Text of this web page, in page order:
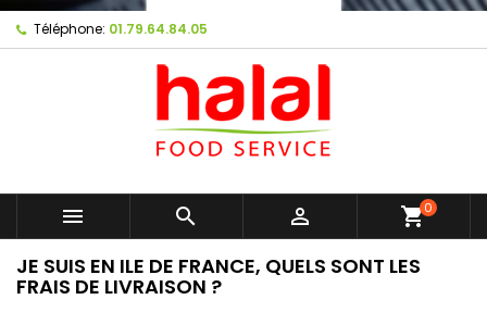
Téléphone: 01.79.64.84.05
   shopping_cart0
JE SUIS EN ILE DE FRANCE, QUELS SONT LES
FRAIS DE LIVRAISON ?